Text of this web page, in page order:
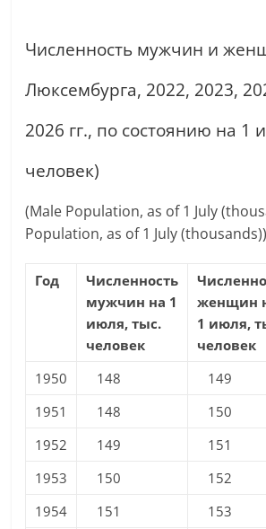
Численность мужчин и
Люксембурга, 2022, 2023,
2026 гг., по состоянию на 1
человек)
(Male Population, as of 1 July
Population, as of 1 July (thousands))
Год
Численность
мужчин на 1
июля, тыс.
человек
женщин
1 июля,
человек
1950
148 149
1951
148 150
1952
149 151
1953
150 152
1954
151 153